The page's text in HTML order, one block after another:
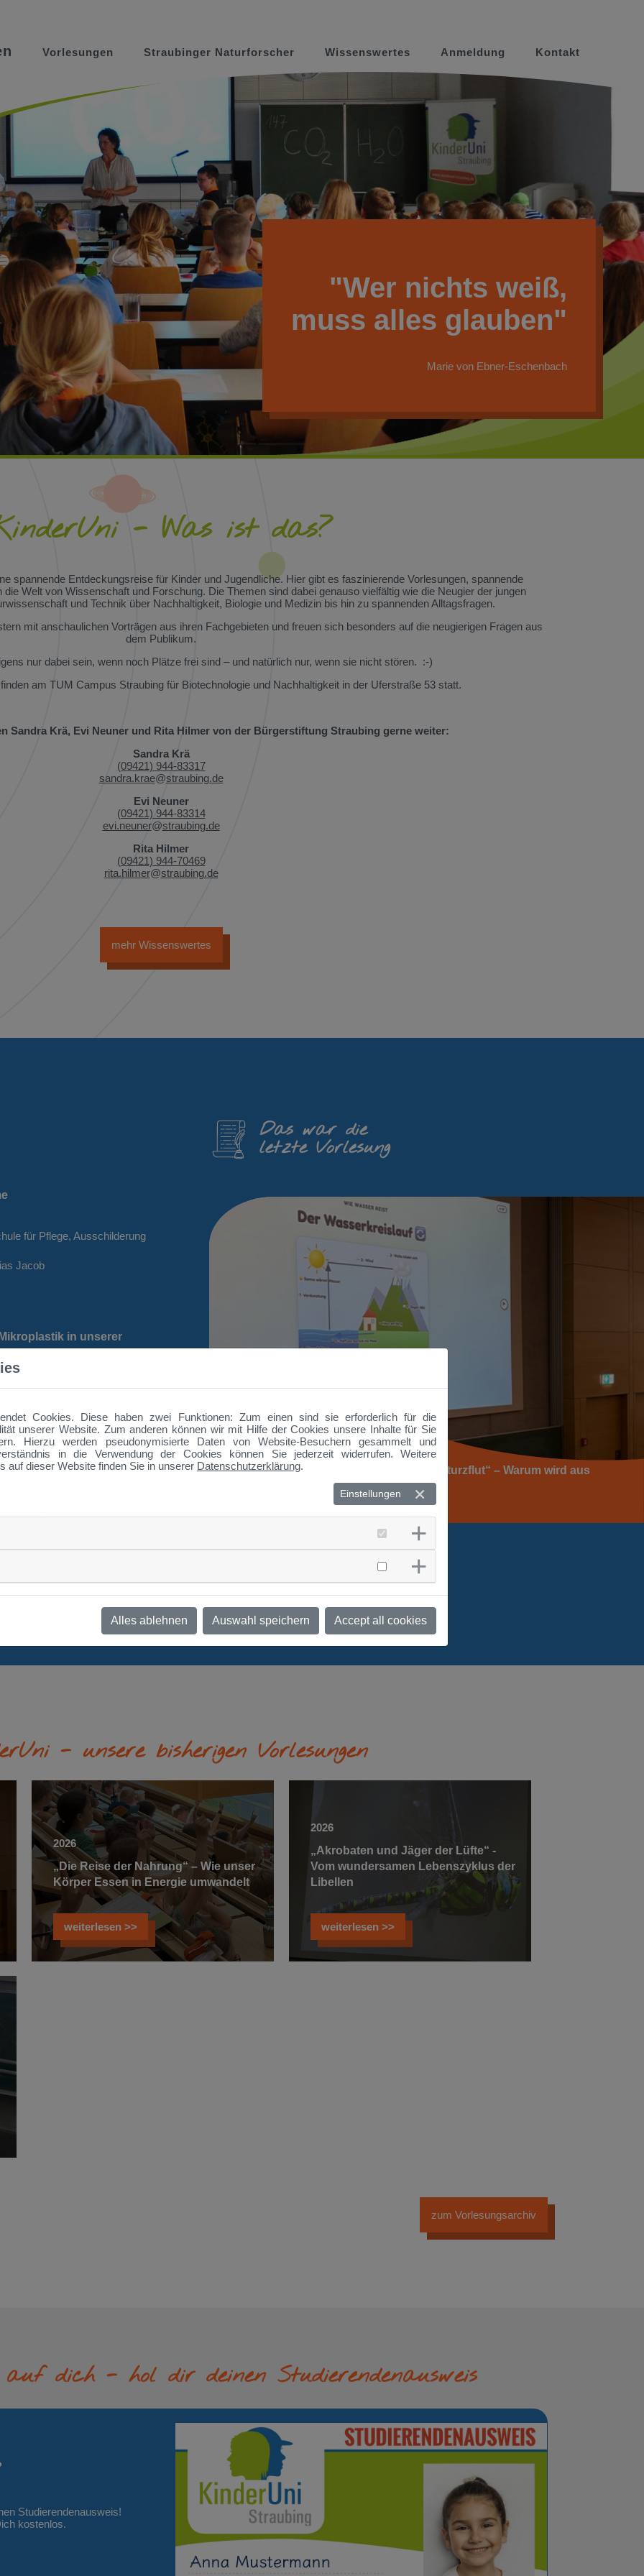
Vorlesungen Straubinger Naturforscher Wissenswertes Anmeldung Kontakt
"Wer nichts weiß,
muss alles glauben"
Marie von Ebner-Eschenbach
- Was ist das?
spannende Entdeckungsreise für Kinder und Jugendliche. Hier gibt es faszinierende Vorlesungen, spannende
Welt von Wissenschaft und Forschung. Die Themen sind dabei genauso vielfältig wie die Neugier der jungen
und Technik über Nachhaltigkeit, Biologie und Medizin bis hin zu spannenden Alltagsfragen.
mit anschaulichen Vorträgen aus ihren Fachgebieten und freuen sich besonders auf die neugierigen Fragen aus
dem Publikum.
nur dabei sein, wenn noch Plätze frei sind – und natürlich nur, wenn sie nicht stören. :-)
am TUM Campus Straubing für Biotechnologie und Nachhaltigkeit in der Uferstraße 53 statt.
Sandra Krä, Evi Neuner und Rita Hilmer von der Bürgerstiftung Straubing gerne weiter:
Sandra Krä
(09421) 944-83317
sandra.krae
straubing.de
Evi Neuner
(09421) 944-83314
evi.neuner
straubing.de
Rita Hilmer
(09421) 944-70469
rita.hilmer
straubing.de
mehr Wissenswertes
für Pflege, Ausschilderung
Jacob
in unserer
94315 Straubing
Werkleiterin der Straubinger
Sonne, Wind & Co
94315 Straubing
Das war die
letzte Vorlesung
21
„Auf Spurensuche nach der Sturzflut“ – Warum wird aus
Regen plötzlich Gefahr?
mehr Infos zur Vorlesung >>
- unsere bisherigen Vorlesungen
2026
„Die Reise der Nahrung“ – Wie unser
Körper Essen in Energie umwandelt
weiterlesen >>
2026
„Akrobaten und Jäger der Lüfte“ -
Vom wundersamen Lebenszyklus der
Libellen
weiterlesen >>
zum Vorlesungsarchiv
dich - hol dir deinen Studierendenausweis
Studierendenausweis!
kostenlos.
Cookies. Diese haben zwei Funktionen: Zum einen sind sie erforderlich für die
unserer Website. Zum anderen können wir mit Hilfe der Cookies unsere Inhalte für Sie
Hierzu werden pseudonymisierte Daten von Website-Besuchern gesammelt und
in die Verwendung der Cookies können Sie jederzeit widerrufen. Weitere
auf dieser Website finden Sie in unserer Datenschutzerklärung.
Einstellungen
Alles ablehnen Auswahl speichern Accept all cookies